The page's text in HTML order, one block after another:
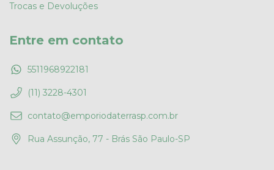
Trocas e Devoluções
Entre em contato
5511968922181
(11) 3228-4301
contato@emporiodaterrasp.com.br
Rua Assunção, 77 - Brás São Paulo-SP